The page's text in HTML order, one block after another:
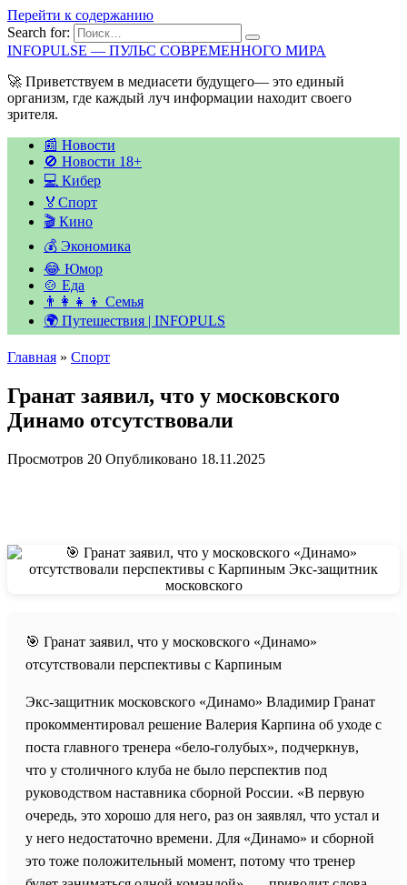
Перейти к содержанию
Search for:
INFOPULSE — ПУЛЬС СОВРЕМЕННОГО МИРА
🚀 Приветствуем в медиасети будущего— это единый
организм, где каждый луч информации находит своего
зрителя.
📰 Новости
🚫 Новости 18+
💻 Кибер
🏅Спорт
🎬 Кино
💰 Экономика
😂 Юмор
🍲 Еда
👨‍👩‍👧‍👦 Семья
🌍 Путешествия | INFOPULS
Главная » Спорт
Гранат заявил, что у московского
Динамо отсутствовали
Просмотров 20 Опубликовано 18.11.2025
🎯 Гранат заявил, что у московского «Динамо»
отсутствовали перспективы с Карпиным
Экс-защитник московского «Динамо» Владимир Гранат
прокомментировал решение Валерия Карпина об уходе с
поста главного тренера «бело-голубых», подчеркнув,
что у столичного клуба не было перспектив под
руководством наставника сборной России. «В первую
очередь, это хорошо для него, раз он заявлял, что устал и
у него недостаточно времени. Для «Динамо» и сборной
это тоже положительный момент, потому что тренер